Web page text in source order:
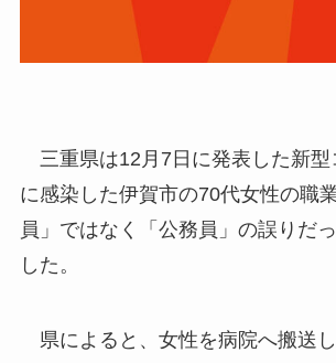
三重県は12月7日に発表した新型
に感染した伊賀市の70代女性の職
員」ではなく「公務員」の誤りだ
した。
県によると、女性を病院へ搬送